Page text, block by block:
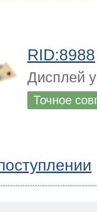
RID:8988
Дисплей
Точное